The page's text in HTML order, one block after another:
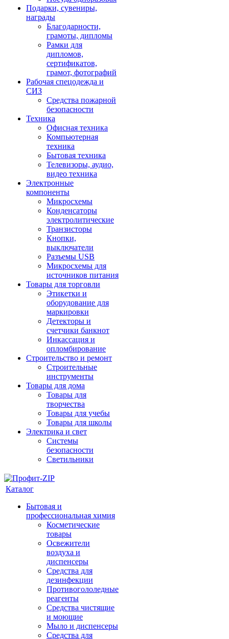
Подарки, сувениры,
награды
Благодарности,
грамоты, дипломы
Рамки для
дипломов,
сертификатов,
грамот, фотографий
Рабочая спецодежда и
СИЗ
Средства пожарной
безопасности
Техника
Офисная техника
Компьютерная
техника
Бытовая техника
Телевизоры, аудио,
видео техника
Электронные
компоненты
Микросхемы
Конденсаторы
электролитические
Транзисторы
Кнопки,
выключатели
Разъемы USB
Микросхемы для
источников питания
Товары для торговли
Этикетки и
оборудование для
маркировки
Детекторы и
счетчики банкнот
Инкассация и
опломбирование
Строительство и ремонт
Строительные
инструменты
Товары для дома
Товары для
творчества
Товары для учебы
Товары для школы
Электрика и свет
Системы
безопасности
Светильники
Каталог
Бытовая и
профессиональная химия
Косметические
товары
Освежители
воздуха и
диспенсеры
Средства для
дезинфекции
Противогололедные
реагенты
Средства чистящие
и моющие
Мыло и диспенсеры
Средства для